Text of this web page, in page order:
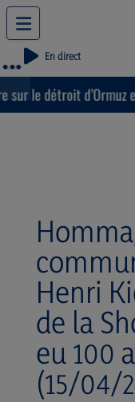
En direct
le détroit d’Ormuz
Henri
de la
eu 100
(15/04/